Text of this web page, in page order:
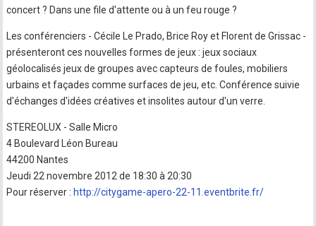
concert ? Dans une file d'attente ou à un feu rouge ?
Les conférenciers - Cécile Le Prado, Brice Roy et Florent de Grissac -
présenteront ces nouvelles formes de jeux : jeux sociaux
géolocalisés jeux de groupes avec capteurs de foules, mobiliers
urbains et façades comme surfaces de jeu, etc. Conférence suivie
d'échanges d'idées créatives et insolites autour d'un verre.
STEREOLUX - Salle Micro
4 Boulevard Léon Bureau
44200 Nantes
Jeudi 22 novembre 2012 de 18:30 à 20:30
Pour réserver : http://citygame-apero-22-11.eventbrite.fr/